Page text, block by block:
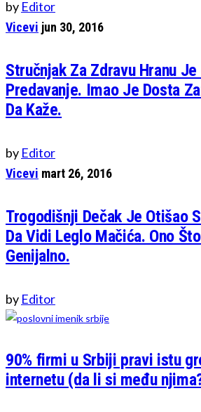
by Editor
Vicevi jun 30, 2016
Stručnjak Za Zdravu Hranu Je
Predavanje. Imao Je Dosta
Da Kaže.
by Editor
Vicevi mart 26, 2016
Trogodišnji Dečak Je Otišao
Da Vidi Leglo Mačića. Ono
Genijalno.
by Editor
90% firmi u Srbiji pravi istu
internetu (da li si među